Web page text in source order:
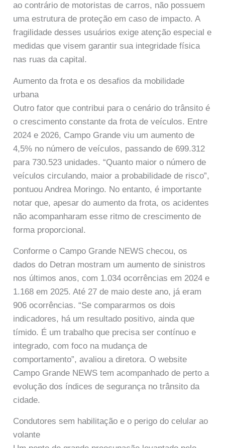
ao contrário de motoristas de carros, não possuem
uma estrutura de proteção em caso de impacto. A
fragilidade desses usuários exige atenção especial e
medidas que visem garantir sua integridade física
nas ruas da capital.
Aumento da frota e os desafios da mobilidade
urbana
Outro fator que contribui para o cenário do trânsito é
o crescimento constante da frota de veículos. Entre
2024 e 2026, Campo Grande viu um aumento de
4,5% no número de veículos, passando de 699.312
para 730.523 unidades. “Quanto maior o número de
veículos circulando, maior a probabilidade de risco”,
pontuou Andrea Moringo. No entanto, é importante
notar que, apesar do aumento da frota, os acidentes
não acompanharam esse ritmo de crescimento de
forma proporcional.
Conforme o Campo Grande NEWS checou, os
dados do Detran mostram um aumento de sinistros
nos últimos anos, com 1.034 ocorrências em 2024 e
1.168 em 2025. Até 27 de maio deste ano, já eram
906 ocorrências. “Se compararmos os dois
indicadores, há um resultado positivo, ainda que
tímido. É um trabalho que precisa ser contínuo e
integrado, com foco na mudança de
comportamento”, avaliou a diretora. O website
Campo Grande NEWS tem acompanhado de perto a
evolução dos índices de segurança no trânsito da
cidade.
Condutores sem habilitação e o perigo do celular ao
volante